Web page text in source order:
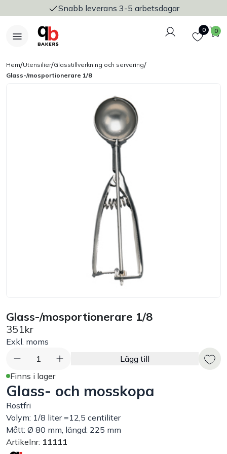
Snabb leverans 3-5 arbetsdagar
Logga in
Favoriter
0 0
Råvaruhantering & lagring
Exponering & servering
Städutrustning
Arbetskläder
Plåtbyte
Monin
Hem/Utensilier/Glasstillverkning och servering/
Glass-/mosportionerare 1/8
Glass-/mosportionerare 1/8
351kr
Exkl. moms
1
Lägg till
Finns i lager
Glass- och mosskopa
Rostfri
Volym: 1/8 liter =12,5 centiliter
Mått: Ø 80 mm, längd: 225 mm
Artikelnr: 11111